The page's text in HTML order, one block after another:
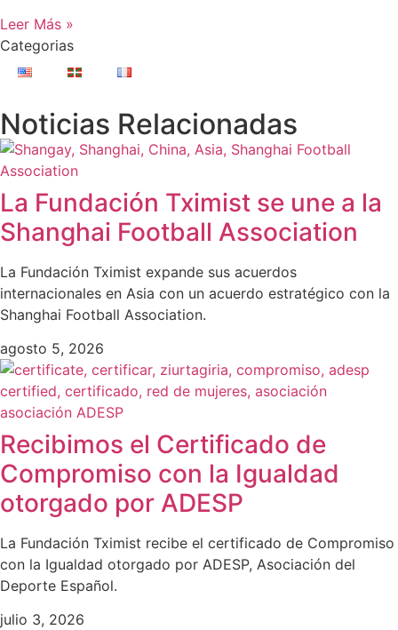
Leer Más »
Categorias
Noticias Relacionadas
La Fundación Tximist se une a la
Shanghai Football Association
La Fundación Tximist expande sus acuerdos
internacionales en Asia con un acuerdo estratégico con la
Shanghai Football Association.
agosto 5, 2026
Recibimos el Certificado de
Compromiso con la Igualdad
otorgado por ADESP
La Fundación Tximist recibe el certificado de Compromiso
con la Igualdad otorgado por ADESP, Asociación del
Deporte Español.
julio 3, 2026